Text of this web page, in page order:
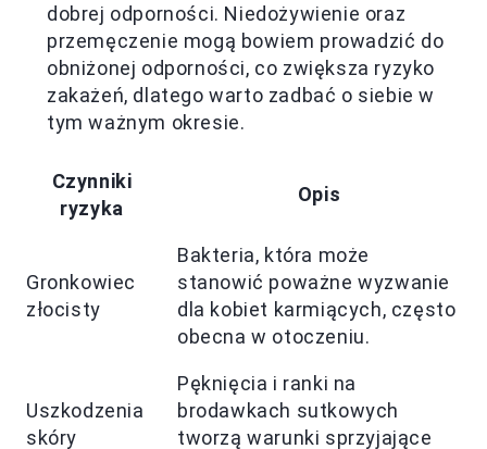
dobrej odporności. Niedożywienie oraz
przemęczenie mogą bowiem prowadzić do
obniżonej odporności, co zwiększa ryzyko
zakażeń, dlatego warto zadbać o siebie w
tym ważnym okresie.
Czynniki
ryzyka
Opis
Gronkowiec
złocisty
Bakteria, która może
stanowić poważne wyzwanie
dla kobiet karmiących, często
obecna w otoczeniu.
Uszkodzenia
skóry
Pęknięcia i ranki na
brodawkach sutkowych
tworzą warunki sprzyjające